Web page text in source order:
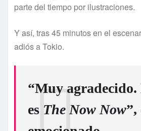
parte del tiempo por ilustraciones.
Y así, tras 45 minutos en el
adiós a Tokio.
“Muy agradecido.
es The Now Now”,